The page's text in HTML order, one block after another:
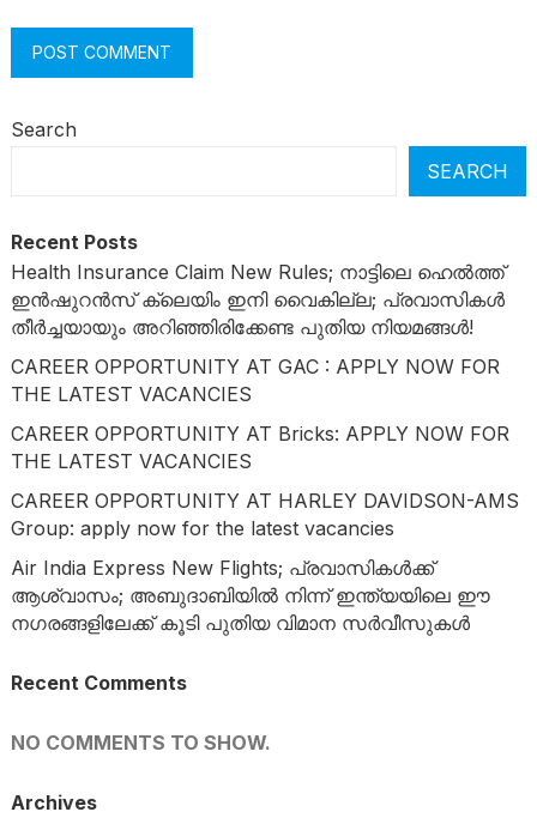
Search
SEARCH
Recent Posts
Health Insurance Claim New Rules; നാട്ടിലെ ഹെൽത്ത്
ഇൻഷുറൻസ് ക്ലെയിം ഇനി വൈകില്ല; പ്രവാസികൾ
തീർച്ചയായും അറിഞ്ഞിരിക്കേണ്ട പുതിയ നിയമങ്ങൾ!
CAREER OPPORTUNITY AT GAC : APPLY NOW FOR
THE LATEST VACANCIES
CAREER OPPORTUNITY AT Bricks: APPLY NOW FOR
THE LATEST VACANCIES
CAREER OPPORTUNITY AT HARLEY DAVIDSON-AMS
Group: apply now for the latest vacancies
Air India Express New Flights; പ്രവാസികൾക്ക്
ആശ്വാസം; അബുദാബിയിൽ നിന്ന് ഇന്ത്യയിലെ ഈ
നഗരങ്ങളിലേക്ക് കൂടി പുതിയ വിമാന സർവീസുകൾ
Recent Comments
NO COMMENTS TO SHOW.
Archives